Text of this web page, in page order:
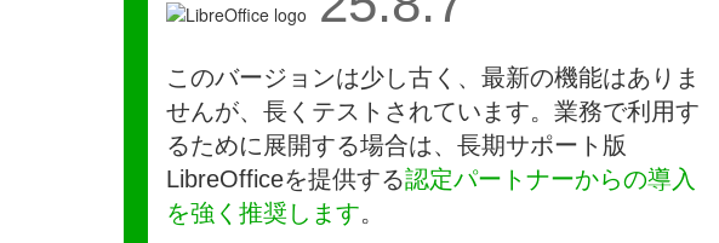
このバージョンは少し古く、最新の機能はありま
せんが、長くテストされています。業務で利用す
るために展開する場合は、長期サポート版
LibreOfficeを提供する認定パートナーからの導入
を強く推奨します。